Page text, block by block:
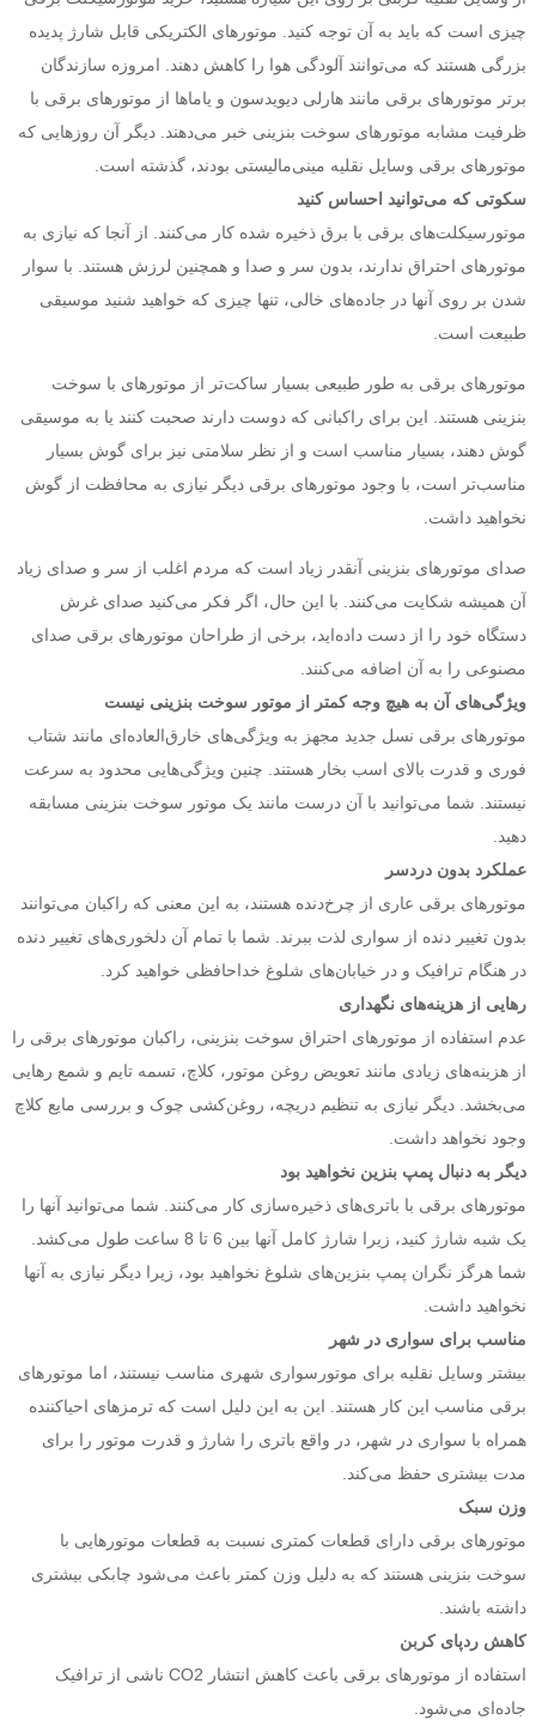
چیزی است که باید به آن توجه کنید. موتورهای الکتریکی قابل شارژ پدیده
بزرگی هستند که می‌توانند آلودگی هوا را کاهش دهند. امروزه سازندگان
برتر موتورهای برقی مانند هارلی دیویدسون و یاماها از موتورهای برقی با
ظرفیت مشابه موتورهای سوخت بنزینی خبر می‌دهند. دیگر آن روزهایی که
موتورهای برقی وسایل نقلیه مینی‌مالیستی بودند، گذشته است.
سکوتی که می‌توانید احساس کنید
موتورسیکلت‌های برقی با برق ذخیره شده کار می‌کنند. از آنجا که نیازی به
موتورهای احتراق ندارند، بدون سر و صدا و همچنین لرزش هستند. با سوار
شدن بر روی آنها در جاده‌های خالی، تنها چیزی که خواهید شنید موسیقی
طبیعت است.
موتورهای برقی به طور طبیعی بسیار ساکت‌تر از موتورهای با سوخت
بنزینی هستند. این برای راکبانی که دوست دارند صحبت کنند یا به موسیقی
گوش دهند، بسیار مناسب است و از نظر سلامتی نیز برای گوش بسیار
مناسب‌تر است، با وجود موتورهای برقی دیگر نیازی به محافظت از گوش
نخواهید داشت.
صدای موتورهای بنزینی آنقدر زیاد است که مردم اغلب از سر و صدای زیاد
آن همیشه شکایت می‌کنند. با این حال، اگر فکر می‌کنید صدای غرش
دستگاه خود را از دست داده‌اید، برخی از طراحان موتورهای برقی صدای
مصنوعی را به آن اضافه می‌کنند.
ویژگی‌های آن به هیچ وجه کمتر از موتور سوخت بنزینی نیست
موتورهای برقی نسل جدید مجهز به ویژگی‌های خارق‌العاده‌ای مانند شتاب
فوری و قدرت بالای اسب بخار هستند. چنین ویژگی‌هایی محدود به سرعت
نیستند. شما می‌توانید با آن درست مانند یک موتور سوخت بنزینی مسابقه
دهید.
عملکرد بدون دردسر
موتورهای برقی عاری از چرخ‌دنده هستند، به این معنی که راکبان می‌توانند
بدون تغییر دنده از سواری لذت ببرند. شما با تمام آن دلخوری‌های تغییر دنده
در هنگام ترافیک و در خیابان‌های شلوغ خداحافظی خواهید کرد.
رهایی از هزینه‌های نگهداری
عدم استفاده از موتورهای احتراق سوخت بنزینی، راکبان موتورهای برقی را
از هزینه‌های زیادی مانند تعویض روغن موتور، کلاچ، تسمه تایم و شمع رهایی
می‌بخشد. دیگر نیازی به تنظیم دریچه، روغن‌کشی چوک و بررسی مایع کلاچ
وجود نخواهد داشت.
دیگر به دنبال پمپ بنزین نخواهید بود
موتورهای برقی با باتری‌های ذخیره‌سازی کار می‌کنند. شما می‌توانید آنها را
یک شبه شارژ کنید، زیرا شارژ کامل آنها بین 6 تا 8 ساعت طول می‌کشد.
شما هرگز نگران پمپ بنزین‌های شلوغ نخواهید بود، زیرا دیگر نیازی به آنها
نخواهید داشت.
مناسب برای سواری در شهر
بیشتر وسایل نقلیه برای موتورسواری شهری مناسب نیستند، اما موتورهای
برقی مناسب این کار هستند. این به این دلیل است که ترمزهای احیاکننده
همراه با سواری در شهر، در واقع باتری را شارژ و قدرت موتور را برای
مدت بیشتری حفظ می‌کند.
وزن سبک
موتورهای برقی دارای قطعات کمتری نسبت به قطعات موتورهایی با
سوخت بنزینی هستند که به دلیل وزن کمتر باعث می‌شود چابکی بیشتری
داشته باشند.
کاهش ردپای کربن
استفاده از موتورهای برقی باعث کاهش انتشار CO2 ناشی از ترافیک
جاده‌ای می‌شود.